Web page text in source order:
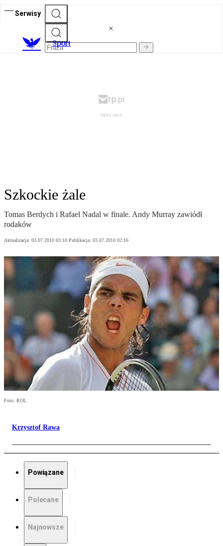
Serwisy
Sport
Szkockie żale
Tomas Berdych i Rafael Nadal w finale. Andy Murray zawiódł
rodaków
Aktualizacja: 03.07.2010 03:10 Publikacja: 03.07.2010 02:16
Foto: ROL
Krzysztof Rawa
Powiązane
Polecane
Najnowsze